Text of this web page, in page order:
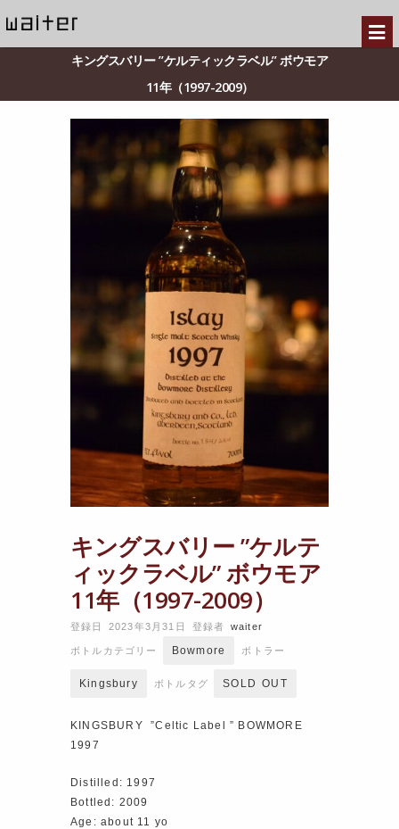
キングスバリー ”ケルティックラベル” ボウモア
11年（1997-2009）
キングスバリー ”ケルテ
ィックラベル” ボウモア
11年（1997-2009）
登録日 2023年3月31日 登録者 waiter
ボトルカテゴリー Bowmore ボトラー
Kingsbury ボトルタグ SOLD OUT
KINGSBURY ”Celtic Label ” BOWMORE
1997
Distilled: 1997
Bottled: 2009
Age: about 11 yo